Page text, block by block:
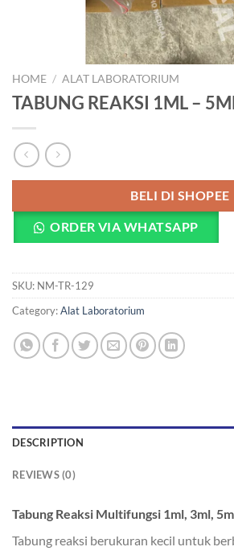
HOME / ALAT LABORATORIUM
TABUNG REAKSI 1ML –
BELI DI SHOPEE
ORDER VIA WHATSAPP
SKU: NM-TR-129
Category:Alat Laboratorium
DESCRIPTION
REVIEWS (0)
Tabung Reaksi Multifungsi 1ml, 3ml,
Tabung reaksi berukuran kecil untuk